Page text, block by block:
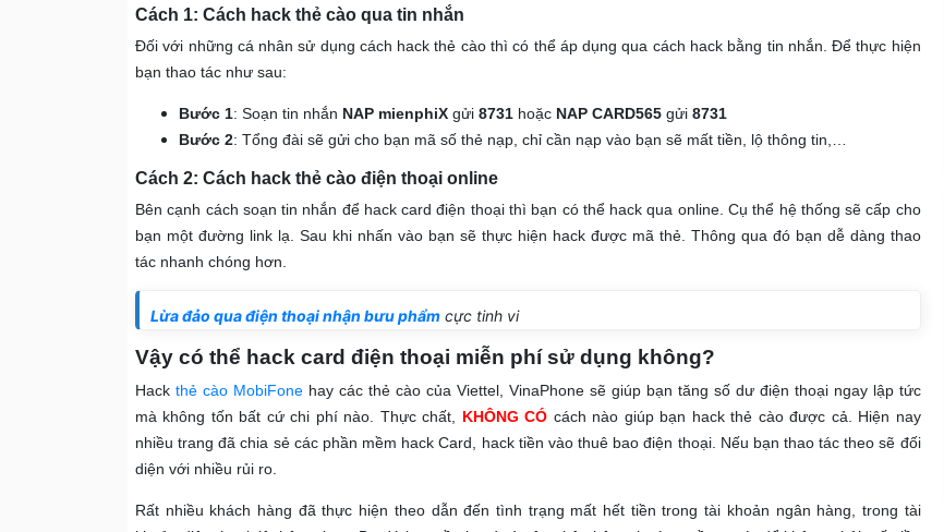
Cách 1: Cách hack thẻ cào qua tin nhắn
Đối với những cá nhân sử dụng cách hack thẻ cào thì có thể áp dụng qua cách hack bằng tin nhắn. Để thực hiện
bạn thao tác như sau:
Bước 1: Soạn tin nhắn NAP mienphiX gửi 8731 hoặc NAP CARD565 gửi 8731
Bước 2: Tổng đài sẽ gửi cho bạn mã số thẻ nạp, chỉ cần nạp vào bạn sẽ mất tiền, lộ thông tin,…
Cách 2: Cách hack thẻ cào điện thoại online
Bên cạnh cách soạn tin nhắn để hack card điện thoại thì bạn có thể hack qua online. Cụ thể hệ thống sẽ cấp cho
bạn một đường link lạ. Sau khi nhấn vào bạn sẽ thực hiện hack được mã thẻ. Thông qua đó bạn dễ dàng thao
tác nhanh chóng hơn.
Lừa đảo qua điện thoại nhận bưu phẩm cực tinh vi
Vậy có thể hack card điện thoại miễn phí sử dụng không?
Hack thẻ cào MobiFonehay các thẻ cào của Viettel, VinaPhone sẽ giúp bạn tăng số dư điện thoại ngay lập tức
mà không tốn bất cứ chi phí nào. Thực chất,
KHÔNG CÓ cách nào giúp bạn hack thẻ cào được cả. Hiện nay
nhiều trang đã chia sẻ các phần mềm hack Card, hack tiền vào thuê bao điện thoại. Nếu bạn thao tác theo sẽ đối
diện với nhiều rủi ro.
Rất nhiều khách hàng đã thực hiện theo dẫn đến tình trạng mất hết tiền trong tài khoản ngân hàng, trong tài